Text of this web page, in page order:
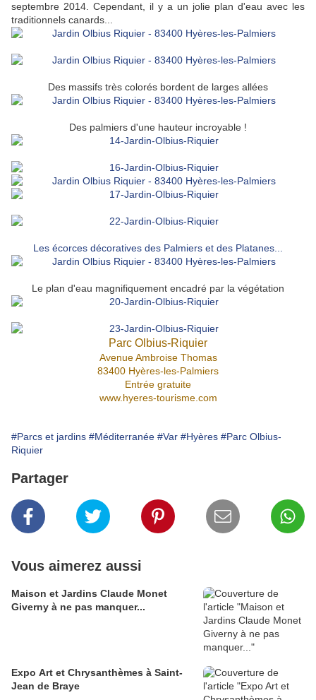
septembre 2014. Cependant, il y a un jolie plan d'eau avec les
traditionnels canards...
Des massifs très colorés bordent de larges allées
Des palmiers d'une hauteur incroyable !
Les écorces décoratives des Palmiers et des Platanes...
Le plan d'eau magnifiquement encadré par la végétation
Parc Olbius-Riquier
Avenue Ambroise Thomas
83400 Hyères-les-Palmiers
Entrée gratuite
www.hyeres-tourisme.com
#Parcs et jardins #Méditerranée #Var #Hyères #Parc Olbius-
Riquier
Partager
Vous aimerez aussi
Maison et Jardins Claude Monet
Giverny à ne pas manquer...
Expo Art et Chrysanthèmes à Saint-
Jean de Braye